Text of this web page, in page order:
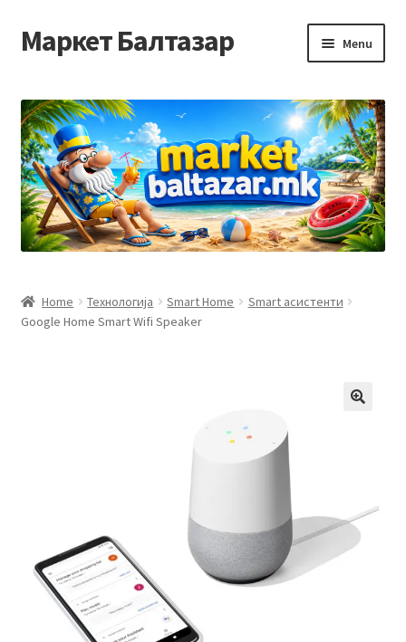
Skip
to
Skip
to
Маркет Балтазар Menu
Checkout
Homepage
Privacy Policy
Контакт
Рекламации и замена на производ
Сите производи
Услови за користење
Home Технологија Smart Home
Smart асистенти
Google Home Smart Wifi Speaker